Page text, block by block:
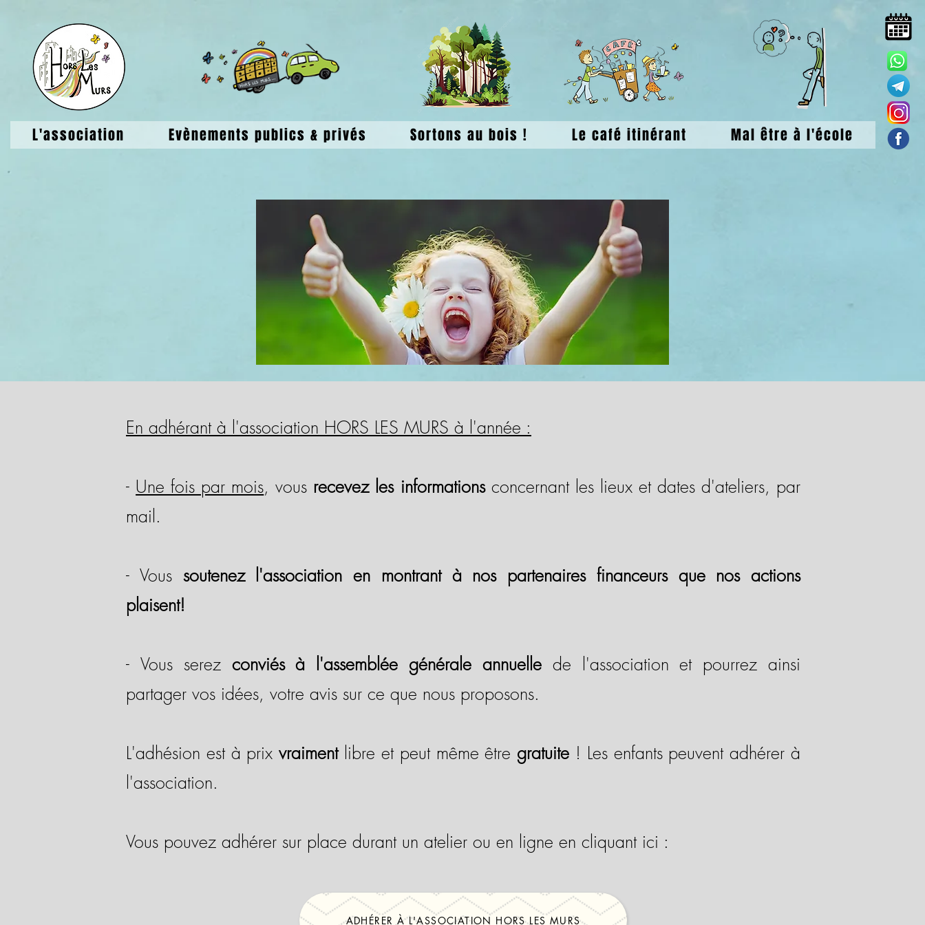
L'association Evènements publics & privés Sortons au bois ! Le café itinérant Mal être à l'école
En adhérant à l'association HORS LES MURS à l'année :
- Une fois par mois, vous recevez les informationsconcernant les lieux et dates d'ateliers, par
mail.
- Vous soutenez l'association en montrant à nos partenaires financeurs que nos actions
plaisent!
- Vous serez conviés à l'assemblée générale annuellede l'association et pourrez ainsi
partager vos idées, votre avis sur ce que nous proposons.
L'adhésion est à prixvraimentlibre et peut même êtregratuite ! Les enfants peuvent adhérer à
l'association.
Vous pouvez adhérer sur place durant un atelier ou en ligne en cliquant ici :
ADHÉRER À L'ASSOCIATION HORS LES MURS